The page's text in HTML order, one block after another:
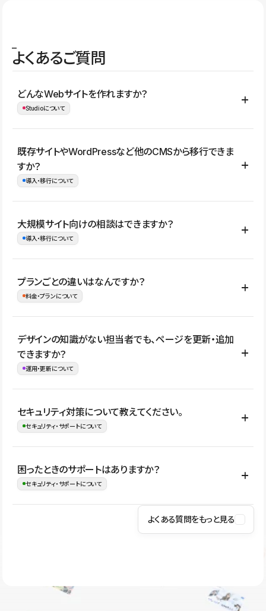
よくあるご質問
どんなWebサイトを作れますか？
Studioについて
コーポレートサイト、サービスサイト、LP、採用サイト、ブロ
グ・メディア、イベントサイト、店舗・商品紹介サイト、ポートフ
ォリオなど幅広く制作できます。
既存サイトやWordPressなど他のCMSから移行できま
すか？
導入・移行について
はい。既存サイトの構成やコンテンツ、URLを整理したうえで、
Studio上に再構築する形で移行できます。 WordPressの場合は、
イト全体のデザインや設定がそのまま移行されるわけではないた
め、移行後にページ構成やデザイン、CMS設計、URL・リダイレク
大規模サイト向けの相談はできますか？
導入・移行について
はい。アクセス規模が大きいサイトや、複数部門での運用、権限管
理、セキュリティ確認、既存システムとの連携など、個別の要件が
ない段階でも、お問い合わせください。
お問合せはこちら
プランごとの違いはなんですか？
料金・プランについて
公開ページ数、バージョン履歴の期間、CMS利用数の上限、権限
管理の有無などがプランごとに異なります。詳しくは料金プランペ
ージをご覧ください。
デザインの知識がない担当者でも、ページを更新・追加
できますか？
運用・更新について
はい。CMSやコンポーネントを活用して更新範囲を設計しておく
ことで、デザインを崩しにくい状態で運用できます。 さらにコン
ながらレイアウトに影響を与えずに更新作業を進めやすくなりま
す。
セキュリティ対策について教えてください。
セキュリティ・サポートについて
Studioでは、公開サイトやサービスを安全に利用できるよう、通信
の暗号化、データ保護、アクセス管理、脆弱性対策など、複数の観
はSSL/TLSによる通信暗号化に対応しており、悪質なスクリプトの
困ったときのサポートはありますか？
セキュリティ・サポートについて
操作方法や機能については、ヘルプセンターでご確認いただけま
ユーザー同士で質問・相談できるコミュニティもご利用ください。
よくある質問をもっと見る